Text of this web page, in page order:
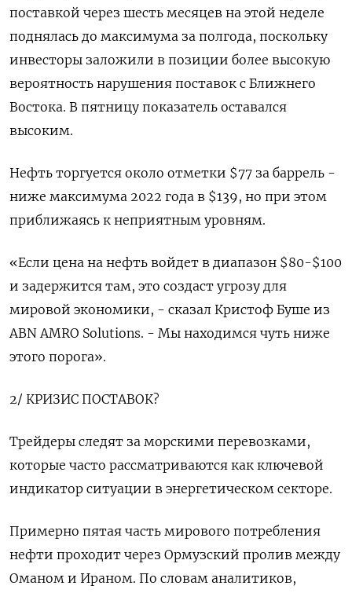
поставкой через шесть месяцев на этой неделе
поднялась до максимума за полгода, поскольку
инвесторы заложили в позиции более высокую
вероятность нарушения поставок с Ближнего
Востока. В пятницу показатель оставался
высоким.
Нефть торгуется около отметки $77 за баррель -
ниже максимума 2022 года в $139, но при этом
приближаясь к неприятным уровням.
«Если цена на нефть войдет в диапазон $80-$100
и задержится там, это создаст угрозу для
мировой экономики, - сказал Кристоф Буше из
ABN AMRO Solutions. - Мы находимся чуть ниже
этого порога».
2/ КРИЗИС ПОСТАВОК?
Трейдеры следят за морскими перевозками,
которые часто рассматриваются как ключевой
индикатор ситуации в энергетическом секторе.
Примерно пятая часть мирового потребления
нефти проходит через Ормузский пролив между
Оманом и Ираном. По словам аналитиков,